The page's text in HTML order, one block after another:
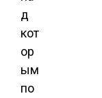
д
кот
ор
ым
по